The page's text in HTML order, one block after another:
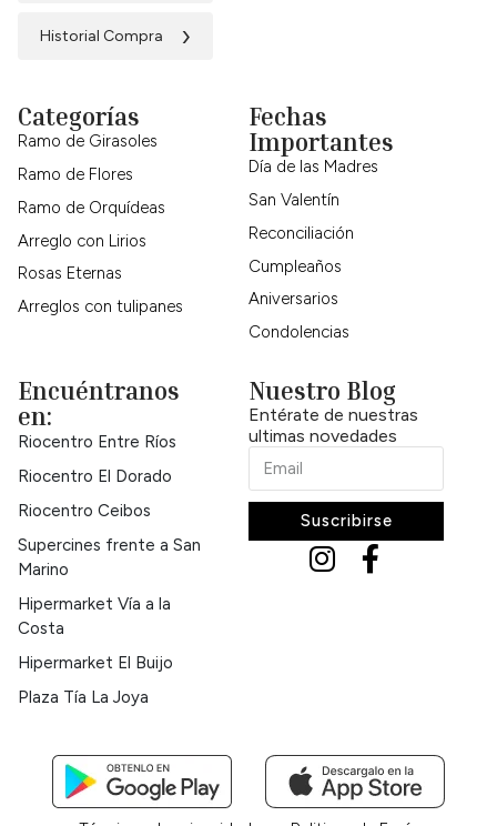
Historial Compra ›
Categorías
Ramo de Girasoles
Ramo de Flores
Ramo de Orquídeas
Arreglo con Lirios
Rosas Eternas
Arreglos con tulipanes
Fechas
Importantes
Día de las Madres
San Valentín
Reconciliación
Cumpleaños
Aniversarios
Condolencias
Encuéntranos
en:
Riocentro Entre Ríos
Riocentro El Dorado
Riocentro Ceibos
Supercines frente a San
Marino
Hipermarket Vía a la
Costa
Hipermarket El Buijo
Plaza Tía La Joya
Nuestro Blog
Entérate de nuestras
ultimas novedades
Suscribirse